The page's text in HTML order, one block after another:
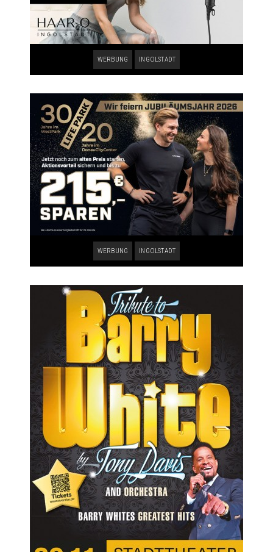
WERBUNG INGOLSTADT
WERBUNG INGOLSTADT